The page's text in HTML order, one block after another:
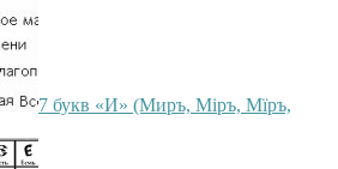
7 букв «И» (Миръ, Мiръ, Мїръ,